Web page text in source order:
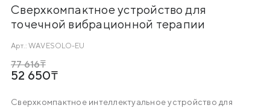
Сверхкомпактное устройство для
точечной вибрационной терапии
Арт.:WAVESOLO-EU
77 616
52 650
Сверхкомпактное интеллектуальное устройство для